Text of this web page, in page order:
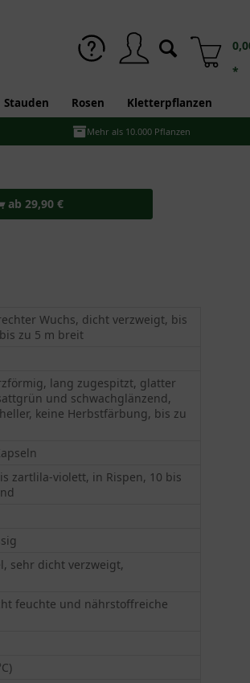
*
Stauden Rosen Kletterpflanzen
Mehr als 10.000 Pflanzen
ab 29,90 €
Wuchs, dicht verzweigt, bis
zu 5 m breit
lang zugespitzt, glatter
und schwachglänzend,
keine Herbstfärbung, bis zu
zartlila-violett, in Rispen, 10 bis
sehr dicht verzweigt,
feuchte und nährstoffreiche